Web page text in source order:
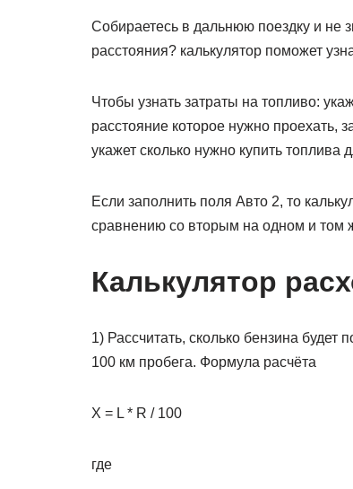
Собираетесь в дальнюю поездку и не
расстояния? калькулятор поможет
Чтобы узнать затраты на топливо:
расстояние которое нужно проехать,
укажет сколько нужно купить топлива
Если заполнить поля Авто 2, то
сравнению со вторым на одном и том
Калькулятор
1) Рассчитать, сколько бензина
100 км пробега. Формула расчёта
X = L * R / 100
где